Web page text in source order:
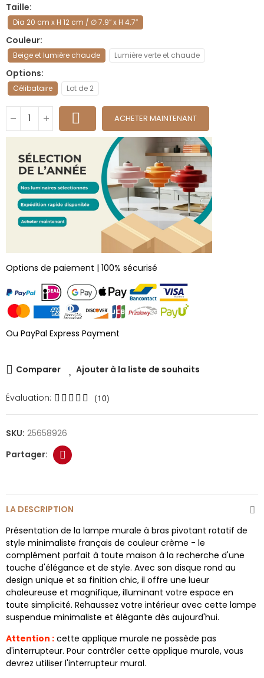
Taille
Dia 20 cm x H 12 cm / ∅ 7.9″ x H 4.7″
Couleur
Beige et lumière chaude Lumière verte et chaude
Options
Célibataire Lot de 2
ACHETER MAINTENANT
Options de paiement | 100% sécurisé
Ou PayPal Express Payment
Comparer Ajouter à la liste de souhaits
Évaluation: (10)
SKU: 25658926
LA DESCRIPTION
Présentation de la lampe murale à bras pivotant rotatif de
style minimaliste français de couleur crème - le
complément parfait à toute maison à la recherche d'une
touche d'élégance et de style. Avec son disque rond au
design unique et sa finition chic, il offre une lueur
chaleureuse et magnifique, illuminant votre espace en
toute simplicité. Rehaussez votre intérieur avec cette lampe
suspendue minimaliste et élégante dès aujourd'hui.
Attention : cette applique murale ne possède pas
d'interrupteur. Pour contrôler cette applique murale, vous
devrez utiliser l'interrupteur mural.